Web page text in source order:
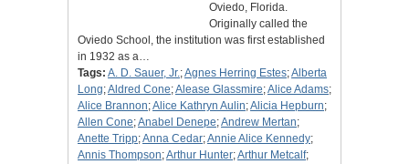
Oviedo, Florida.
Originally called the
Oviedo School, the institution was first established
in 1932 as a…
Tags: A. D. Sauer, Jr.;Agnes Herring Estes;Alberta
Long;Aldred Cone;Alease Glassmire;Alice Adams;
Alice Brannon;Alice Kathryn Aulin;Alicia Hepburn;
Allen Cone;Anabel Denepe;Andrew Mertan;
Anette Tripp;Anna Cedar;Annie Alice Kennedy;
Annis Thompson;Arthur Hunter;Arthur Metcalf;